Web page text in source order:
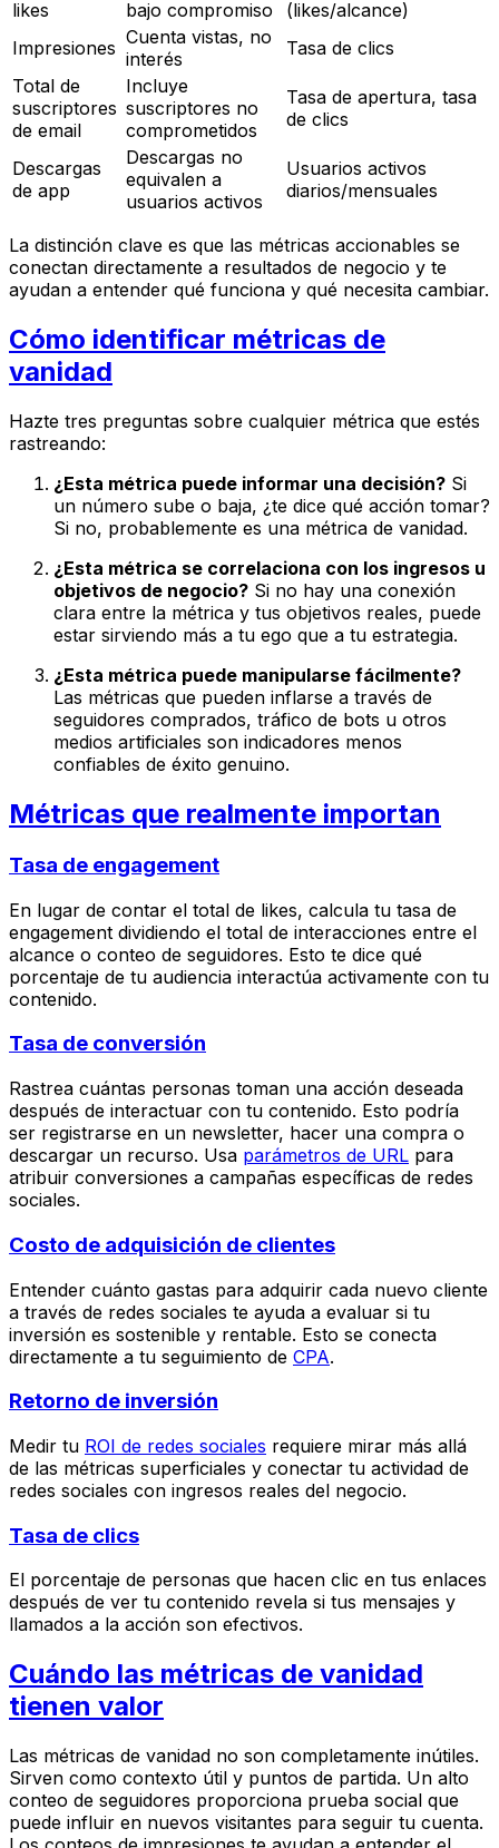
likes
bajo compromiso
(likes/alcance)
Impresiones Cuenta vistas, no
interés
Tasa de clics
Total de
suscriptores
de email
Incluye
suscriptores no
comprometidos
Tasa de apertura, tasa
de clics
Descargas
de app
Descargas no
equivalen a
usuarios activos
Usuarios activos
diarios/mensuales
La distinción clave es que las métricas accionables se
conectan directamente a resultados de negocio y te
ayudan a entender qué funciona y qué necesita cambiar.
Cómo identificar métricas de
vanidad
Hazte tres preguntas sobre cualquier métrica que estés
rastreando:
¿Esta métrica puede informar una decisión? Si
un número sube o baja, ¿te dice qué acción tomar?
Si no, probablemente es una métrica de vanidad.
¿Esta métrica se correlaciona con los ingresos u
objetivos de negocio? Si no hay una conexión
clara entre la métrica y tus objetivos reales, puede
estar sirviendo más a tu ego que a tu estrategia.
¿Esta métrica puede manipularse fácilmente?
Las métricas que pueden inflarse a través de
seguidores comprados, tráfico de bots u otros
medios artificiales son indicadores menos
confiables de éxito genuino.
Métricas que realmente importan
Tasa de engagement
En lugar de contar el total de likes, calcula tu tasa de
engagement dividiendo el total de interacciones entre el
alcance o conteo de seguidores. Esto te dice qué
porcentaje de tu audiencia interactúa activamente con tu
contenido.
Tasa de conversión
Rastrea cuántas personas toman una acción deseada
después de interactuar con tu contenido. Esto podría
ser registrarse en un newsletter, hacer una compra o
descargar un recurso. Usa parámetros de URL para
atribuir conversiones a campañas específicas de redes
sociales.
Costo de adquisición de clientes
Entender cuánto gastas para adquirir cada nuevo cliente
a través de redes sociales te ayuda a evaluar si tu
inversión es sostenible y rentable. Esto se conecta
directamente a tu seguimiento de CPA.
Retorno de inversión
Medir tu ROI de redes sociales requiere mirar más allá
de las métricas superficiales y conectar tu actividad de
redes sociales con ingresos reales del negocio.
Tasa de clics
El porcentaje de personas que hacen clic en tus enlaces
después de ver tu contenido revela si tus mensajes y
llamados a la acción son efectivos.
Cuándo las métricas de vanidad
tienen valor
Las métricas de vanidad no son completamente inútiles.
Sirven como contexto útil y puntos de partida. Un alto
conteo de seguidores proporciona prueba social que
puede influir en nuevos visitantes para seguir tu cuenta.